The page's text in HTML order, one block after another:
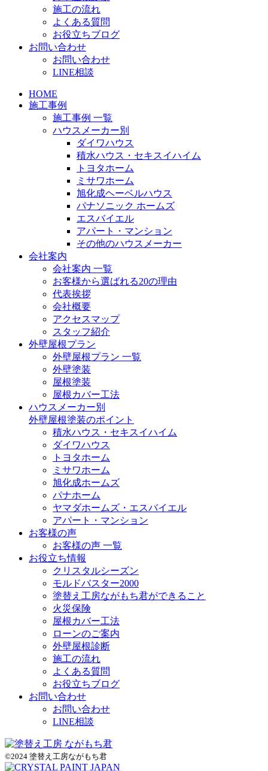
施工の流れ
よくある質問
お役立ちブログ
お問い合わせ
お問い合わせ
LINE相談
HOME
施工事例
施工事例 一覧
ハウスメーカー別
ダイワハウス
積水ハウス・セキスイハイム
トヨタホーム
ミサワホーム
旭化成ヘーベルハウス
パナソニック ホームズ
エスバイエル
アパート・マンション
その他のハウスメーカー
会社案内
会社案内 一覧
お客様から選ばれる20の理由
代表挨拶
会社概要
アクセスマップ
スタッフ紹介
外壁屋根プラン
外壁屋根プラン 一覧
外壁塗装
屋根塗装
屋根カバー工法
ハウスメーカー別
外壁屋根塗装のポイント
積水ハウス・セキスイハイム
ダイワハウス
トヨタホーム
ミサワホーム
旭化成ホームズ
パナホーム
ヤマダホームズ・エスバイエル
アパート・マンション
お客様の声
お客様の声 一覧
お役立ち情報
クリスタルシーズン
モルドバスター2000
塗替え工房ながもち君ができること
火災保険
屋根カバー工法
ローンのご案内
外壁屋根診断
施工の流れ
よくある質問
お役立ちブログ
お問い合わせ
お問い合わせ
LINE相談
©2024 塗替え工房ながもち君